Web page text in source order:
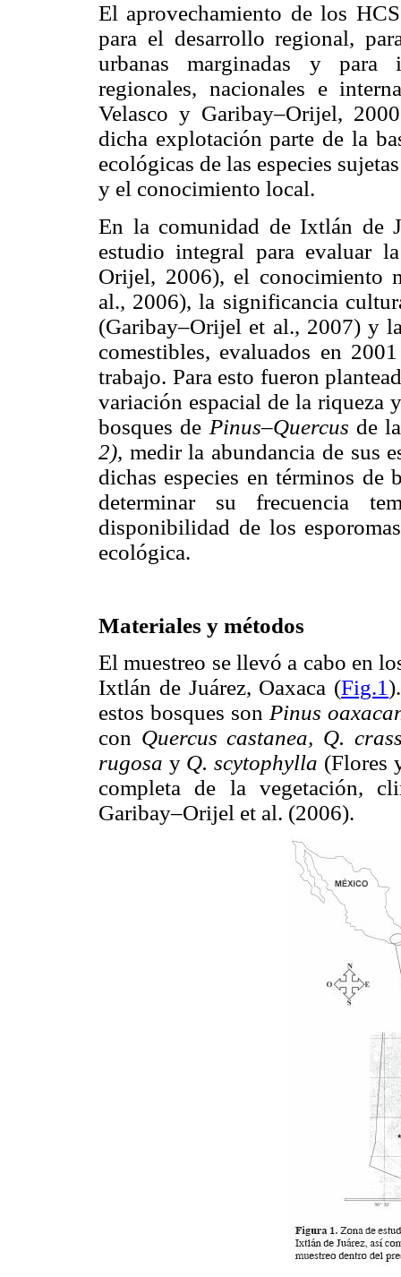
El aprovechamiento de los
para el desarrollo regional,
urbanas marginadas y para
regionales, nacionales e
Velasco y Garibay–Orijel,
dicha explotación parte de la
ecológicas de las especies
y el conocimiento local.
En la comunidad de Ixtlán de
estudio integral para evaluar
Orijel, 2006), el conocimiento
al., 2006), la significancia
(Garibay–Orijel et al., 2007) y
comestibles, evaluados en
trabajo. Para esto fueron
variación espacial de la riqueza
bosques de Pinus–Quercus de
2), medir la abundancia de sus
dichas especies en términos de
determinar su frecuencia
disponibilidad de los
ecológica.
Materiales y métodos
El muestreo se llevó a cabo en
Ixtlán de Juárez, Oaxaca (Fig.1
estos bosques son Pinus
con Quercus castanea, Q.
rugosa y Q. scytophylla (Flores
completa de la vegetación,
Garibay–Orijel et al. (2006).